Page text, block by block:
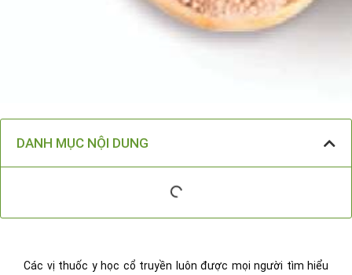
DANH MỤC NỘI DUNG
Các vị thuốc y học cổ truyền luôn được mọi người tìm hiểu